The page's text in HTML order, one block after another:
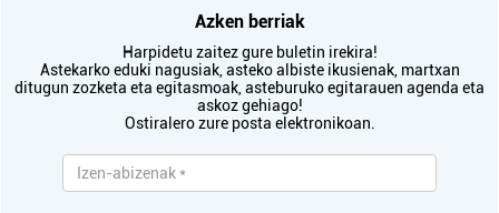
Azken berriak
Harpidetu zaitez gure buletin irekira!
Astekarko eduki nagusiak, asteko albiste ikusienak, martxan
ditugun zozketa eta egitasmoak, asteburuko egitarauen agenda eta
askoz gehiago!
Ostiralero zure posta elektronikoan.